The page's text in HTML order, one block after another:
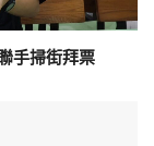
手掃街拜票